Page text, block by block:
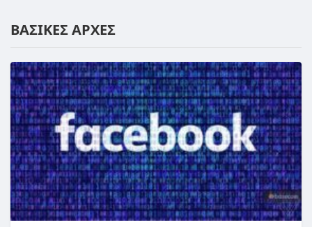
ΒΑΣΙΚΕΣ ΑΡΧΕΣ